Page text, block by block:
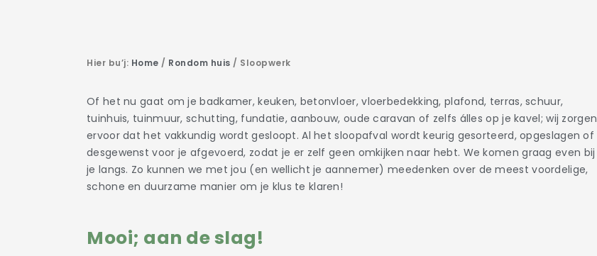
Hier bu’j: Home / Rondom huis / Sloopwerk
Of het nu gaat om je badkamer, keuken, betonvloer, vloerbedekking, plafond, terras, schuur,
tuinhuis, tuinmuur, schutting, fundatie, aanbouw, oude caravan of zelfs álles op je kavel; wij zorgen
ervoor dat het vakkundig wordt gesloopt. Al het sloopafval wordt keurig gesorteerd, opgeslagen of
desgewenst voor je afgevoerd, zodat je er zelf geen omkijken naar hebt. We komen graag even bij
je langs. Zo kunnen we met jou (en wellicht je aannemer) meedenken over de meest voordelige,
schone en duurzame manier om je klus te klaren!
Mooi; aan de slag!